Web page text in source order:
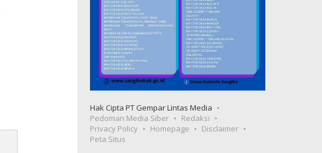
Hak Cipta PT Gempar Lintas Media
Pedoman Media Siber
Redaksi
Privacy Policy
Homepage
Disclaimer
Peta Situs